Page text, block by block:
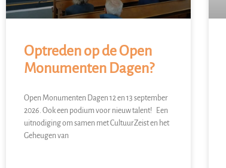
Optreden op de Open
Monumenten Dagen?
Open Monumenten Dagen 12 en 13 september
2026. Ook een podium voor nieuw talent! Een
uitnodiging om samen met CultuurZeist en het
Geheugen van